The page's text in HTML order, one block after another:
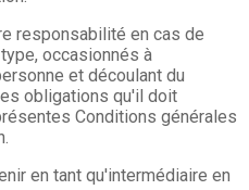
responsabilité en cas de
occasionnés à
et découlant du
obligations qu'il doit
Conditions générales
en tant qu'intermédiaire en